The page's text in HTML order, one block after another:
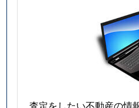
査定をしたい不動産の情